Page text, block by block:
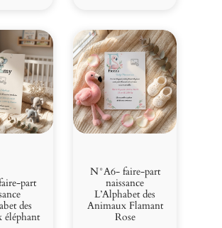
part
des
éléphant
N°A6- faire-part
naissance
L’Alphabet des
Animaux Flamant
Rose